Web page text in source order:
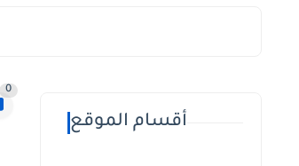
0
أقسام الموقع